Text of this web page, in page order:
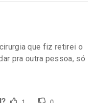
que fiz retirei o
pra outra pessoa, só